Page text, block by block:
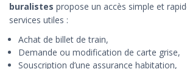
buralistes propose un accès simple et
services utiles :
Achat de billet de train,
Demande ou modification de carte grise,
Souscription d’une assurance habitation,